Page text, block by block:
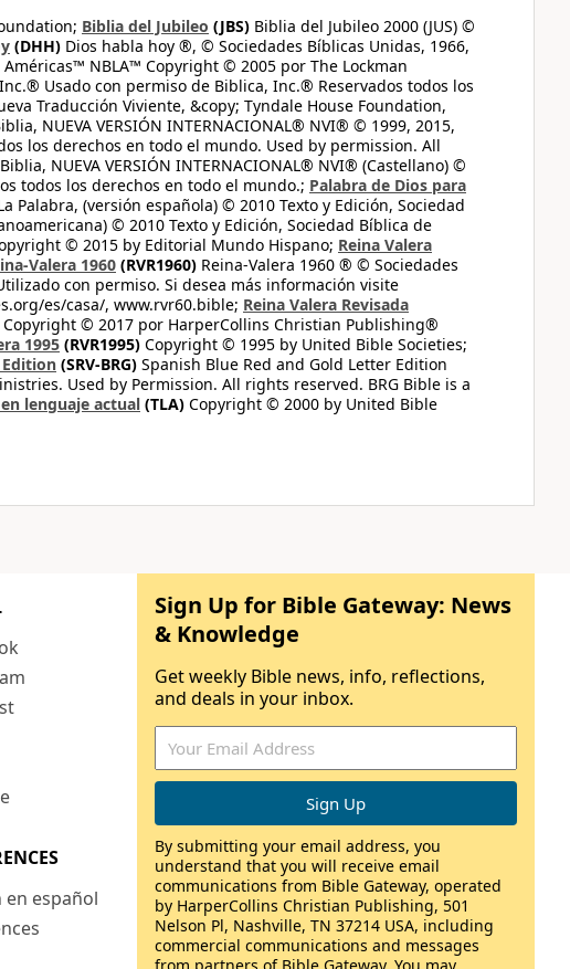
Biblia del Jubileo (JBS) Biblia del Jubileo 2000 (JUS) ©
(DHH) Dios habla hoy ®, © Sociedades Bíblicas Unidas, 1966,
NBLA™ Copyright © 2005 por The Lockman
Usado con permiso de Biblica, Inc.® Reservados todos los
Traducción Viviente, &copy; Tyndale House Foundation,
NUEVA VERSIÓN INTERNACIONAL® NVI® © 1999, 2015,
los derechos en todo el mundo. Used by permission. All
NUEVA VERSIÓN INTERNACIONAL® NVI® (Castellano) ©
todos los derechos en todo el mundo.; Palabra de Dios para
Palabra, (versión española) © 2010 Texto y Edición, Sociedad
© 2010 Texto y Edición, Sociedad Bíblica de
© 2015 by Editorial Mundo Hispano; Reina Valera
Valera 1960 (RVR1960) Reina-Valera 1960 ® © Sociedades
con permiso. Si desea más información visite
es/casa/, www.rvr60.bible; Reina Valera Revisada
Copyright © 2017 por HarperCollins Christian Publishing®
1995 (RVR1995) Copyright © 1995 by United Bible Societies;
Edition (SRV-BRG) Spanish Blue Red and Gold Letter Edition
Used by Permission. All rights reserved. BRG Bible is a
lenguaje actual (TLA) Copyright © 2000 by United Bible
en español
Sign Up for Bible Gateway: News
& Knowledge
Get weekly Bible news, info, reflections,
and deals in your inbox.
By submitting your email address, you
understand that you will receive email
communications from Bible Gateway, operated
by HarperCollins Christian Publishing, 501
Nelson Pl, Nashville, TN 37214 USA, including
commercial communications and messages